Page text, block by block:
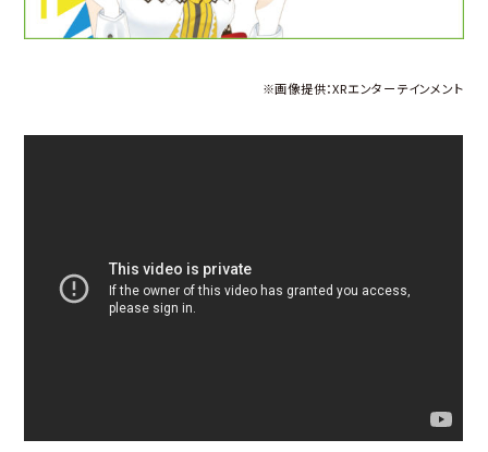
※画像提供：XRエンターテインメント